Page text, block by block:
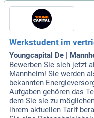
Werkstudent im
Youngcapital De |
Bewerben Sie sich jetzt
Mannheim! Sie werden
bekannten
Aufgaben gehören das
dem Sie sie zu
ihrem aktuellen Tarif